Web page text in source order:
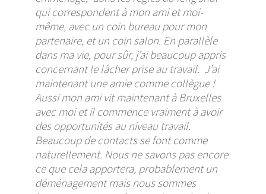
qui correspondent à mon ami et moi-
même, avec un coin bureau pour mon
partenaire, et un coin salon. En parallèle
dans ma vie, pour sûr, j’ai beaucoup appris
concernant le lâcher prise au travail. J’ai
maintenant une amie comme collègue !
Aussi mon ami vit maintenant à Bruxelles
avec moi et il commence vraiment à avoir
des opportunités au niveau travail.
Beaucoup de contacts se font comme
naturellement. Nous ne savons pas encore
ce que cela apportera, probablement un
déménagement mais nous sommes